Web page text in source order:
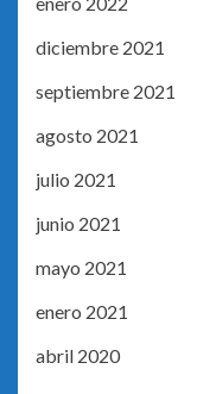
diciembre 2021
septiembre 2021
agosto 2021
julio 2021
junio 2021
mayo 2021
enero 2021
abril 2020